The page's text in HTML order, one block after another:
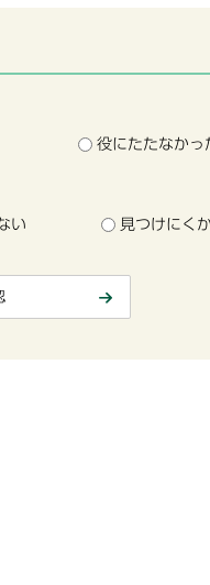
役にたたなかっ
い 見つけにく